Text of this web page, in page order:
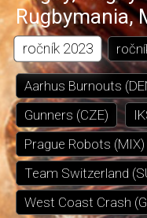
Rugbymania,
ročník 2023
Aarhus Burnouts
Gunners (CZE)
Prague Robots (MIX)
Team Switzerland
West Coast Crash